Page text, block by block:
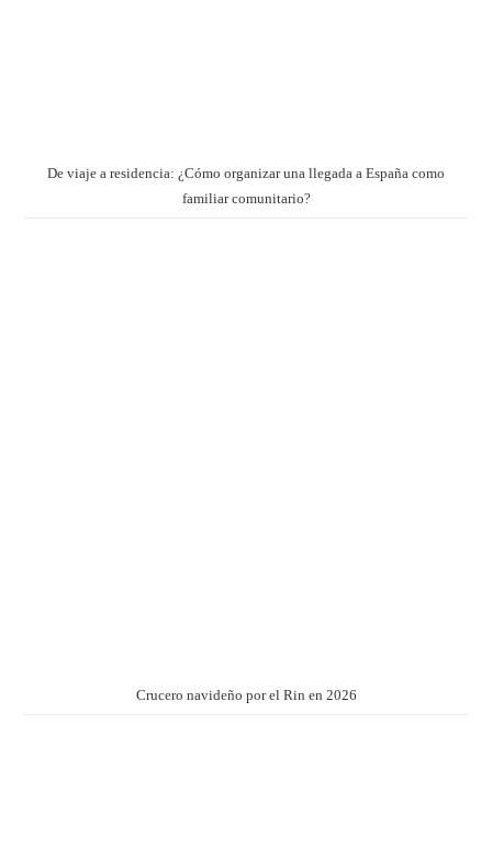
De viaje a residencia: ¿Cómo organizar una llegada a España como
familiar comunitario?
Crucero navideño por el Rin en 2026